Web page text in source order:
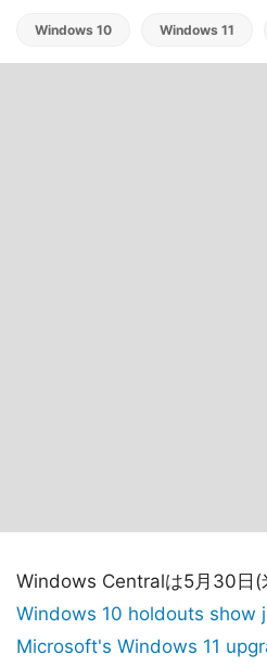
Windows 10 Windows 11
Windows Centralは5月30日(
Windows 10 holdouts show
Microsoft's Windows 11